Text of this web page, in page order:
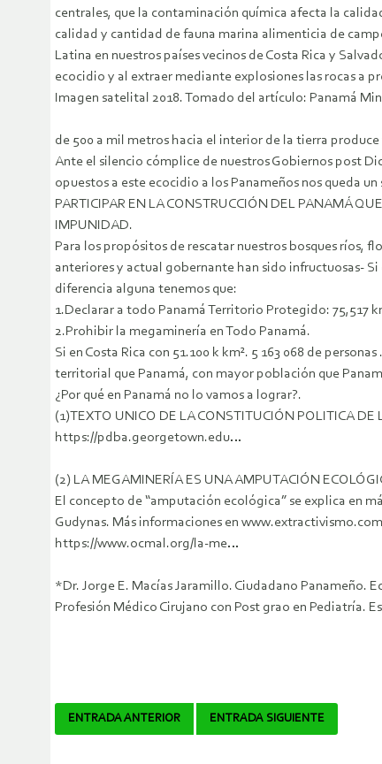
centrales, que la contaminación química afecta la
calidad y cantidad de fauna marina alimenticia de
Latina en nuestros países vecinos de Costa Rica y
ecocidio y al extraer mediante explosiones las rocas a
Imagen satelital 2018. Tomado del artículo: Panamá
de 500 a mil metros hacia el interior de la tierra
Ante el silencio cómplice de nuestros Gobiernos post
opuestos a este ecocidio a los Panameños nos queda
PARTICIPAR EN LA CONSTRUCCIÓN DEL PANAMÁ
IMPUNIDAD.
Para los propósitos de rescatar nuestros bosques ríos,
anteriores y actual gobernante han sido infructuosas-
diferencia alguna tenemos que:
1.Declarar a todo Panamá Territorio Protegido: 75,517
2.Prohibir la megaminería en Todo Panamá.
Si en Costa Rica con 51.100 k km². 5 163 068 de
territorial que Panamá, con mayor población que
¿Por qué en Panamá no lo vamos a lograr?.
(1)TEXTO UNICO DE LA CONSTITUCIÓN POLITICA DE
https://pdba.georgetown.edu…
(2) LA MEGAMINERÍA ES UNA AMPUTACIÓN
El concepto de “amputación ecológica” se explica en
Gudynas. Más informaciones en www.extractivismo.com
https://www.ocmal.org/la-me…
*Dr. Jorge E. Macías Jaramillo. Ciudadano Panameño.
Profesión Médico Cirujano con Post grao en Pediatría.
Navegador
ENTRADA ANTERIOR ENTRADA SIGUIENTE